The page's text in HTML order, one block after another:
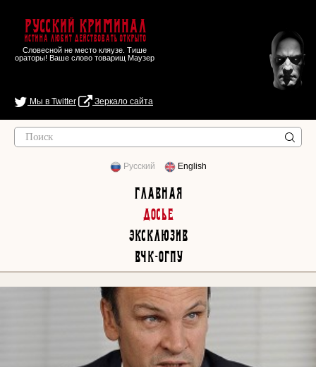
Русский Криминал
Истина любит действовать открыто
Словесной не место кляузе. Тише
ораторы! Ваше слово товарищ Маузер
Мы в Twitter Зеркало сайта
Русский English
Главная
Досье
Эксклюзив
ВЧК-ОГПУ